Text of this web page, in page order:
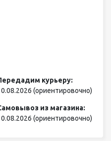
курьеру:
(ориентировочно)
из магазина:
(ориентировочно)